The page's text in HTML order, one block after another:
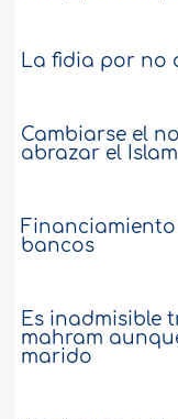
La fidia por no
Cambiarse el
abrazar el Islam
bancos
Es inadmisible
mahram
marido